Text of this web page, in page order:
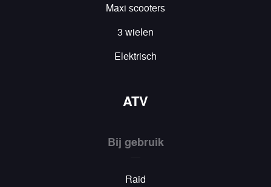
Maxi scooters
3 wielen
Elektrisch
ATV
Bij gebruik
Raid